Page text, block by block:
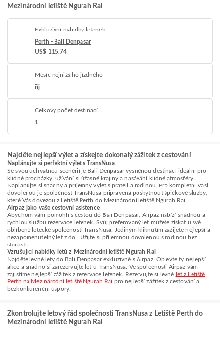
Mezinárodní letiště Ngurah Rai
Exkluzivní nabídky letenek
Perth - Bali Denpasar
US$ 115.74
Měsíc nejnižšího jízdného
říj
Celkový počet destinací
1
Najděte nejlepší výlet a získejte dokonalý zážitek z cestování
Naplánujte si perfektní výlet s TransNusa
Se svou úchvatnou scenérií je Bali Denpasar vysněnou destinací ideální pro
klidné procházky, užívání si úžasné krajiny a nasávání klidné atmosféry.
Naplánujte si snadný a příjemný výlet s přáteli a rodinou. Pro kompletní Vaši
dovolenou je společnost TransNusa připravena poskytnout špičkové služby,
které Vás dovezou z Letiště Perth do Mezinárodní letiště Ngurah Rai.
Airpaz jako vaše cestovní asistence
Abychom vám pomohli s cestou do Bali Denpasar, Airpaz nabízí snadnou a
rychlou službu rezervace letenek. Svůj preferovaný let můžete získat u své
oblíbené letecké společnosti TransNusa. Jediným kliknutím zažijete nejlepší a
nezapomenutelný let z do . Užijte si příjemnou dovolenou s rodinou bez
starostí.
Vzrušující nabídky letů z Mezinárodní letiště Ngurah Rai
Najděte levné lety do Bali Denpasar exkluzivně s Airpaz. Objevte ty nejlepší
akce a snadno si zarezervujte let u TransNusa. Ve společnosti Airpaz vám
zajistíme nejlepší zážitek z rezervace letenek. Rezervujte si levné let z Letiště
Perth na Mezinárodní letiště Ngurah Rai pro nejlepší zážitek z cestování a
bezkonkurenční úspory.
Zkontrolujte letový řád společnosti TransNusa z Letiště Perth do
Mezinárodní letiště Ngurah Rai